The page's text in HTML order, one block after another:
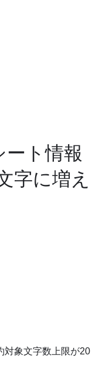
ート情報
字に増え
対象文字数上限が20